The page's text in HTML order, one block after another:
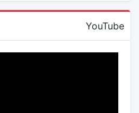
YouTube